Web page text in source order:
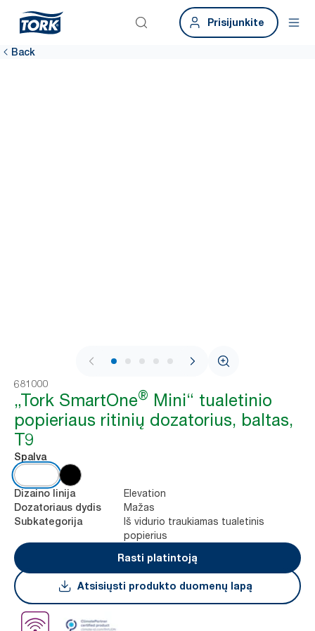
Prisijunkite
Back
1 / 9
681000
„Tork SmartOne® Mini“ tualetinio
popieriaus ritinių dozatorius, baltas,
T9
Spalva
Dizaino linija Elevation
Dozatoriaus dydis Mažas
Subkategorija
Iš vidurio traukiamas tualetinis
popierius
Rasti platintoją
Atsisiųsti produkto duomenų lapą